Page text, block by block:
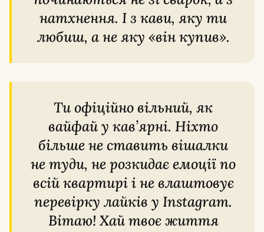
натхнення. І з кави, яку ти
любиш, а не яку «він купив».
Ти офіційно вільний, як
вайфай у кав’ярні. Ніхто
більше не ставить вішалки
не туди, не розкидає емоції по
всій квартирі і не влаштовує
перевірку лайків у Instagram.
Вітаю! Хай твоє життя